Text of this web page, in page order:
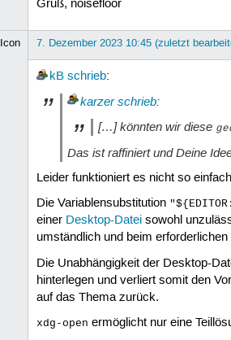
Gruß, noisefloor
7. Dezember 2023 10:45 (zuletzt
kB schrieb:
karzer schrieb:
[…] könnten wir diese
Das ist raffiniert und Deine
Leider funktioniert es nicht so
Die Variablensubstitution
einer Desktop-Dateisowohl
umständlich und beim
Die Unabhängigkeit der Desktop-
hinterlegen und verliert somit den
auf das Thema zurück.
xdg-open ermöglicht nur eine